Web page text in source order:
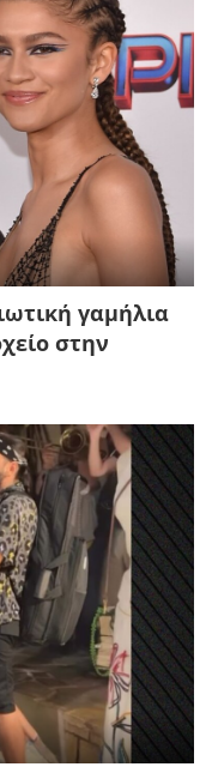
γαμήλια
στην